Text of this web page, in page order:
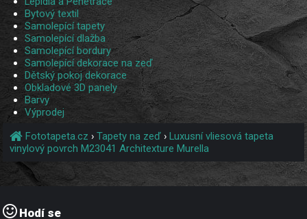
Bytový textil
Samolepící tapety
Samolepící dlažba
Samolepící bordury
Samolepící dekorace na zeď
Dětský pokoj dekorace
Obkladové 3D panely
Barvy
Výprodej
Fototapeta.cz ›Tapety na zeď ›Luxusní vliesová tapeta
vinylový povrch M23041 Architexture Murella
Hodí se